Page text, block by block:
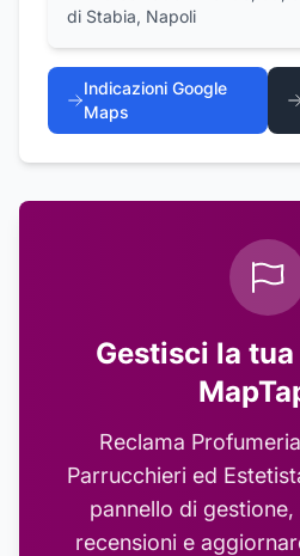
di Stabia, Napoli
Indicazioni Google
Maps
Gestisci la
Reclama
Parrucchieri ed
pannello di
recensioni e